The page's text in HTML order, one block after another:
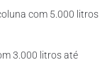
com 5.000 litros
3.000 litros até